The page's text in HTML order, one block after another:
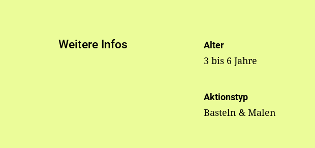
Weitere Infos Alter
3 bis 6 Jahre
Aktionstyp
Basteln & Malen